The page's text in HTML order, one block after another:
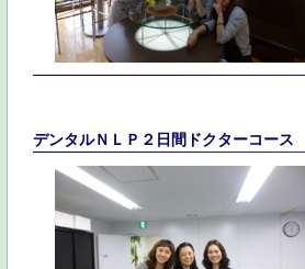
デンタルＮＬＰ２日間ドクターコース